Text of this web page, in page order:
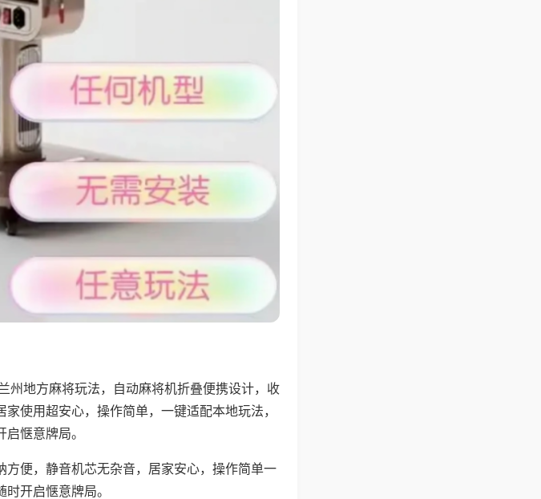
州地方麻将玩法，自动麻将机折叠便携设计，收
使用超安心，操作简单，一键适配本地玩法，
惬意牌局。
便，静音机芯无杂音，居家安心，操作简单一
开启惬意牌局。